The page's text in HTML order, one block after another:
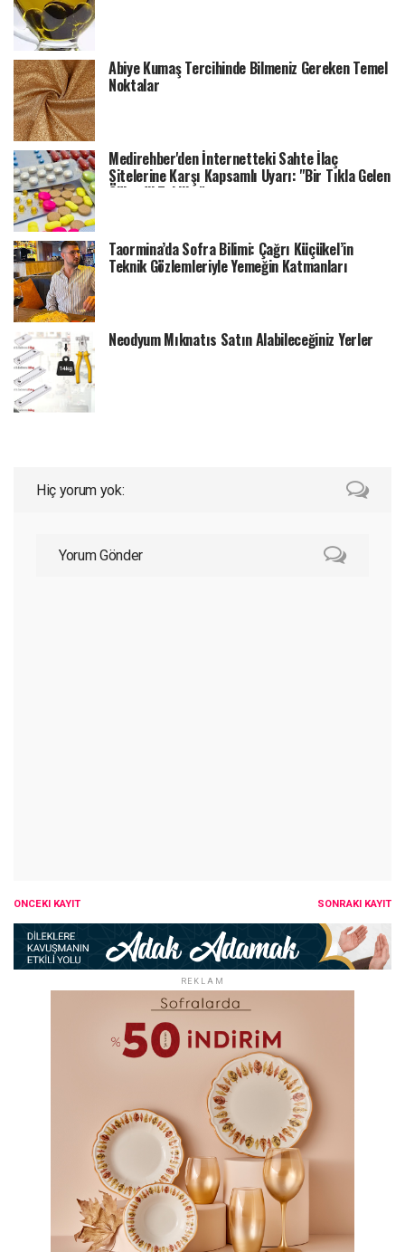
Abiye Kumaş Tercihinde Bilmeniz Gereken Temel
Noktalar
Medirehber'den İnternetteki Sahte İlaç
Sitelerine Karşı Kapsamlı Uyarı: "Bir Tıkla Gelen
Ölümcül Tehlike"
Taormina’da Sofra Bilimi: Çağrı Küçükel’in
Teknik Gözlemleriyle Yemeğin Katmanları
Neodyum Mıknatıs Satın Alabileceğiniz Yerler
Hiç yorum yok:
Yorum Gönder
SONRAKI KAYIT
ÖNCEKI KAYIT
REKLAM